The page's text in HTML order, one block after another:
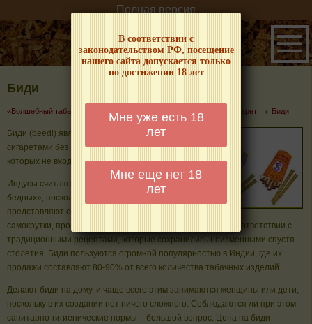
В соответствии с
законодательством РФ, посещение
нашего сайта допускается только
по достижении 18 лет
Мне уже есть 18
лет
Мне еще нет 18
лет
Полная версия
Биди
«Волшебный табачок» – о табаке и курении Энциклопедия сигарет → Биди
Биди (beedi) являются индийскими
сигаретами без никотина, в состав
которых не входит табак.
Индусы считают их «сигаретами для
бедных», поскольку они
представляют собой небольшие
самокрутки, производимые вручную. Производят биди в соответствии с
традиционными рецептами, которые сохранились неизменными спустя
столетия. Биди пользуются огромной популярностью в Индии, где их
продажи составляют 80-90% от всего количества табачных изделий.
Делают биди на дому, и чаще всего этим занимаются женщины или дети,
поскольку в их создании нет ничего сложного. Соблюдаются ли при этом
санитарно-гигиенические нормы – большой вопрос. Цена на биди